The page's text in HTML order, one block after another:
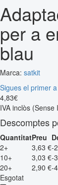
per a
blau
Marca: satkit
Sigues el primer
4,83€
IVA inclòs (Sense
Descomptes
QuantitatPreu
2+
3,63 €-
10+
3,03 €-
20+
2,90 €-
Esgotat